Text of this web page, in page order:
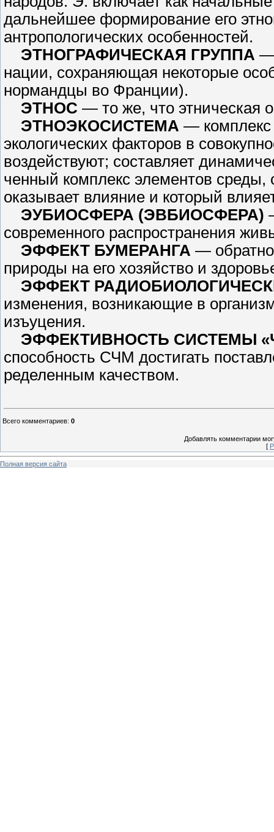
дальнейшее формиро­вание его
антропологических особен­ностей.
ЭТНОГРАФИЧЕСКАЯ ГРУП­ПА —
нации, сохраняющая некоторые
нормандцы во Франции).
ЭТНОС — то же, что этническая
ЭТНОЭКОСИСТЕМА — ком­плекс
экологических факторов в
воздействуют; составляет
ченный комплекс элементов
оказывает влияние и который
ЭУБИОСФЕРА (ЭВБИОСФЕРА)
современного распространения
ЭФФЕКТ БУМЕРАНГА —
природы на его хозяйство и
ЭФФЕКТ
изменения, возникающие в
изъуцения.
ЭФФЕКТИВНОСТЬ СИСТЕМЫ
способность СЧМ достигать
ределенным качеством.
Всего комментариев: 0
Добавлять комментарии
[
Полная версия сайта